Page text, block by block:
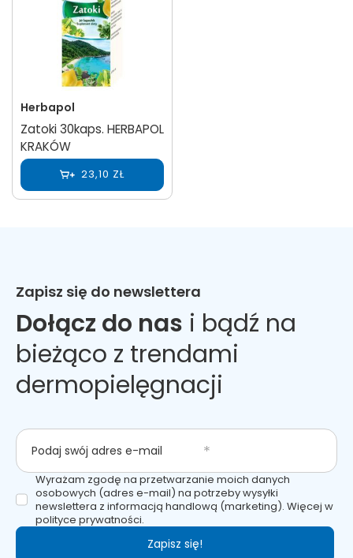
Herbapol
Zatoki 30kaps. HERBAPOL
KRAKÓW
23,10 ZŁ
Zapisz się do newslettera
Dołącz do nas i bądź na
bieżąco z trendami
dermopielęgnacji
Podaj swój adres e-mail
Wyrażam zgodę na przetwarzanie moich danych
osobowych (adres e-mail) na potrzeby wysyłki
newslettera z informacją handlową (marketing). Więcej w
polityce prywatności.
Zapisz się!